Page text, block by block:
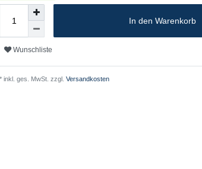
In den Warenkorb
Wunschliste
* inkl. ges. MwSt. zzgl. Versandkosten